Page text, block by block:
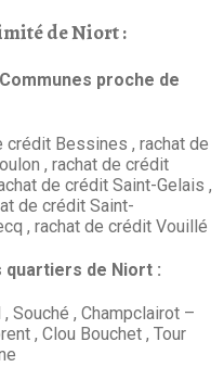
de Niort :
proche de
Bessines , rachat de
, rachat de crédit
de crédit Saint-Gelais ,
de crédit Saint-
, rachat de crédit Vouillé
de Niort :
Souché , Champclairot –
, Clou Bouchet , Tour